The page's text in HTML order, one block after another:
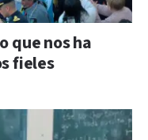
que nos ha
fieles